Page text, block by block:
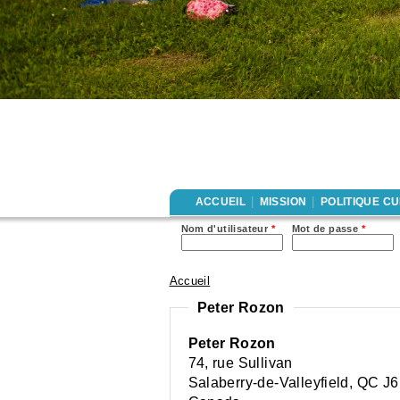
ACCUEIL MISSION POLITIQUE
Nom d'utilisateur * Mot de passe *
Vous êtes ici
Accueil
Peter Rozon
Peter Rozon
74, rue Sullivan
Salaberry-de-Valleyfield , QC